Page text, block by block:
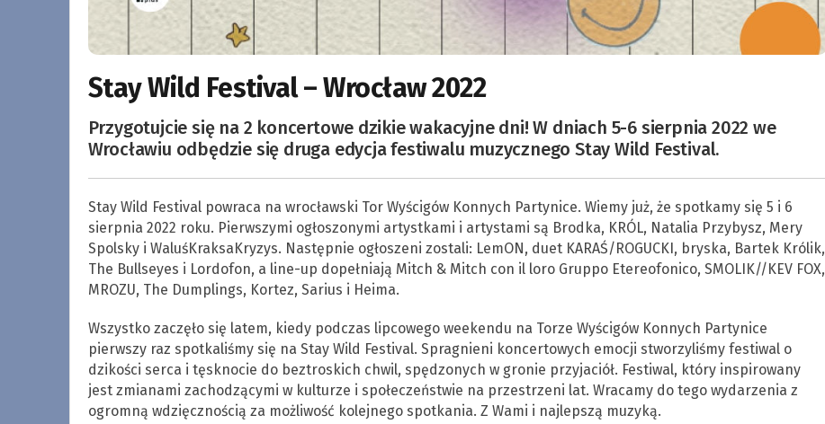
Stay Wild Festival – Wrocław 2022
Przygotujcie się na 2 koncertowe dzikie wakacyjne dni! W dniach 5-6 sierpnia 2022 we
Wrocławiu odbędzie się druga edycja festiwalu muzycznego Stay Wild Festival.
Stay Wild Festival powraca na wrocławski Tor Wyścigów Konnych Partynice. Wiemy już, że spotkamy się 5 i 6
sierpnia 2022 roku. Pierwszymi ogłoszonymi artystkami i artystami są Brodka, KRÓL, Natalia Przybysz, Mery
Spolsky i WaluśKraksaKryzys. Następnie ogłoszeni zostali: LemON, duet KARAŚ/ROGUCKI, bryska, Bartek Królik,
The Bullseyes i Lordofon, a line-up dopełniają Mitch & Mitch con il loro Gruppo Etereofonico, SMOLIK//KEV FOX,
MROZU, The Dumplings, Kortez, Sarius i Heima.
Wszystko zaczęło się latem, kiedy podczas lipcowego weekendu na Torze Wyścigów Konnych Partynice
pierwszy raz spotkaliśmy się na Stay Wild Festival. Spragnieni koncertowych emocji stworzyliśmy festiwal o
dzikości serca i tęsknocie do beztroskich chwil, spędzonych w gronie przyjaciół. Festiwal, który inspirowany
jest zmianami zachodzącymi w kulturze i społeczeństwie na przestrzeni lat. Wracamy do tego wydarzenia z
ogromną wdzięcznością za możliwość kolejnego spotkania. Z Wami i najlepszą muzyką.